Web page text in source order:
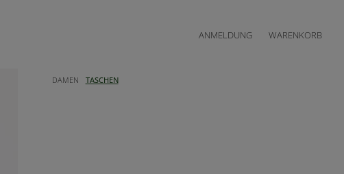
ANMELDUNG WARENKORB
DAMEN TASCHEN